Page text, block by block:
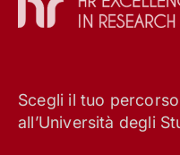
Scegli il tuo
all’Università degli